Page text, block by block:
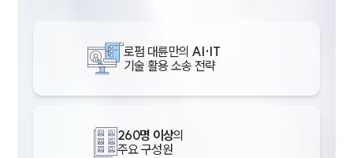
로펌 대륜만의 AI·IT
기술 활용 소송 전략
260명 이상의
주요 구성원